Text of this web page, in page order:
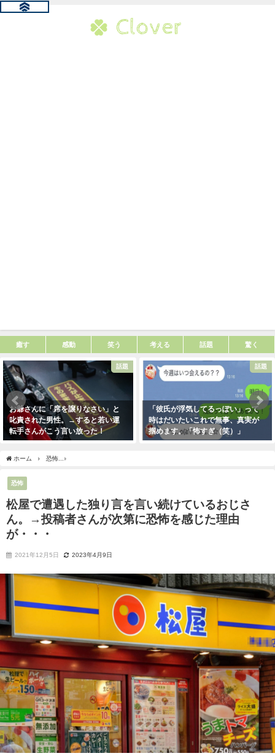
癒す 感動 笑う 考える 話題 驚く
話題
お爺さんに「席を譲りなさい」と
叱責された男性。→すると若い運
転手さんがこう言い放った！
話題
「彼氏が浮気してるっぽい」って
時はだいたいこれで無事、真実が
掴めます。「怖すぎ（笑）」
ホーム 恐怖
恐怖
松屋で遭遇した独り言を言い続けているおじさ
ん。→投稿者さんが次第に恐怖を感じた理由
が・・・
2021年12月5日 2023年4月9日